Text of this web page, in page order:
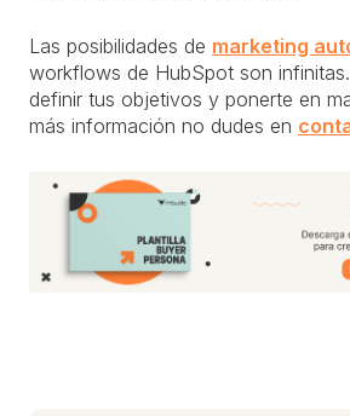
Las posibilidades de marketing
workflows de HubSpot son
definir tus objetivos y ponerte en
más información no dudes en